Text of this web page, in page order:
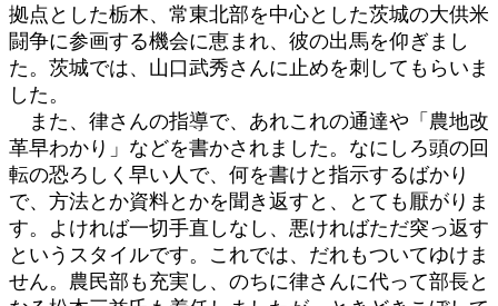
拠点とした栃木、常東北部を中心とした茨城の大供米
闘争に参画する機会に恵まれ、彼の出馬を仰ぎまし
た。茨城では、山口武秀さんに止めを刺してもらいま
した。
また、律さんの指導で、あれこれの通達や「農地改
革早わかり」などを書かされました。なにしろ頭の回
転の恐ろしく早い人で、何を書けと指示するばかり
で、方法とか資料とかを聞き返すと、とても厭がりま
す。よければ一切手直しなし、悪ければただ突っ返す
というスタイルです。これでは、だれもついてゆけま
せん。農民部も充実し、のちに律さんに代って部長と